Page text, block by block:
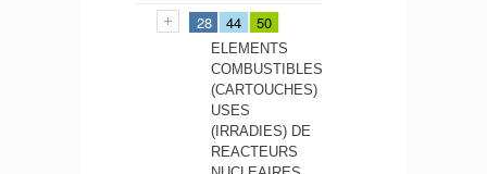
28 44 50
ELEMENTS
COMBUSTIBLES
(CARTOUCHES)
USES
(IRRADIES) DE
REACTEURS